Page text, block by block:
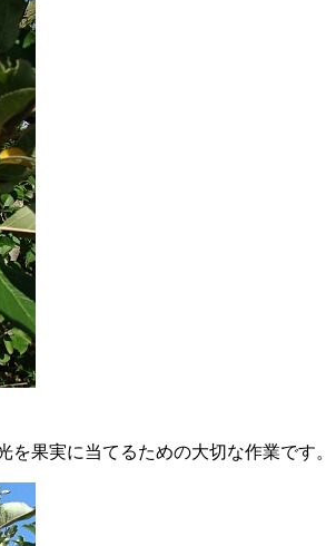
果実に当てるための大切な作業です。